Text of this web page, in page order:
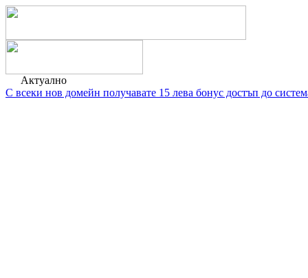
Актуално
С всеки нов домейн получавате 15 лева бонус достъп до